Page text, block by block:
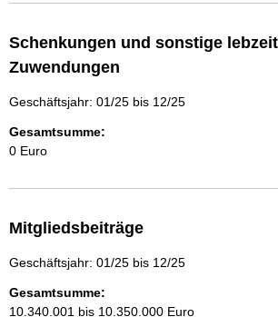
Schenkungen und sonstige
Zuwendungen
Geschäftsjahr: 01/25 bis 12/25
Gesamtsumme:
0 Euro
Mitgliedsbeiträge
Geschäftsjahr: 01/25 bis 12/25
Gesamtsumme:
10.340.001 bis 10.350.000 Euro